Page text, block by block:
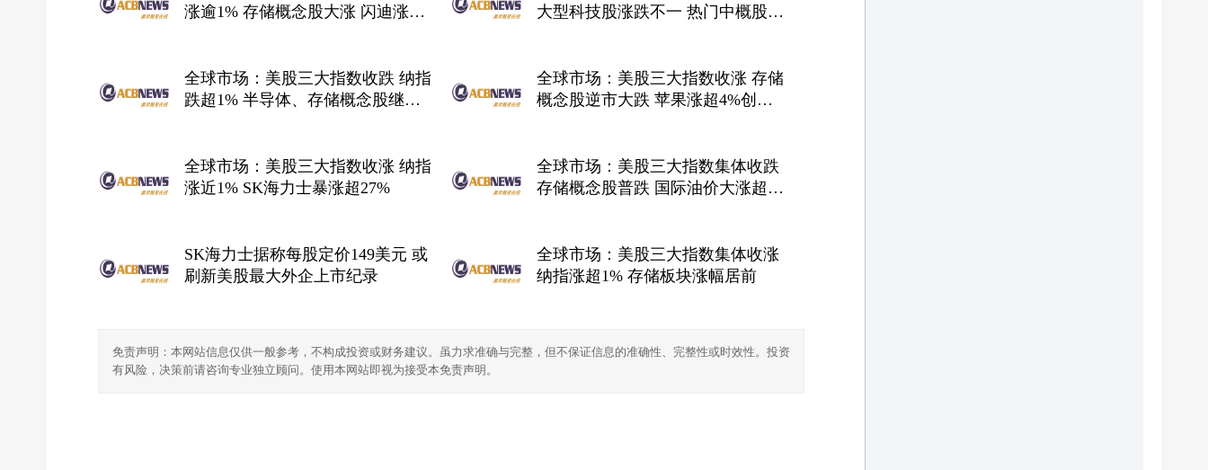
涨逾1% 存储概念股大涨 闪迪涨超
大型科技股涨跌不一 热门中概股多
全球市场：美股三大指数收跌 纳指
跌超1% 半导体、存储概念股继续
全球市场：美股三大指数收涨 存储
概念股逆市大跌 苹果涨超4%创历
全球市场：美股三大指数收涨 纳指
涨近1% SK海力士暴涨超27%
全球市场：美股三大指数集体收跌
存储概念股普跌 国际油价大涨超
SK海力士据称每股定价149美元 或
刷新美股最大外企上市纪录
全球市场：美股三大指数集体收涨
纳指涨超1% 存储板块涨幅居前
免责声明：本网站信息仅供一般参考，不构成投资或财务建议。虽力求准确与完整，但不保证信息的准确性、完整性或时效性。投资
有风险，决策前请咨询专业独立顾问。使用本网站即视为接受本免责声明。